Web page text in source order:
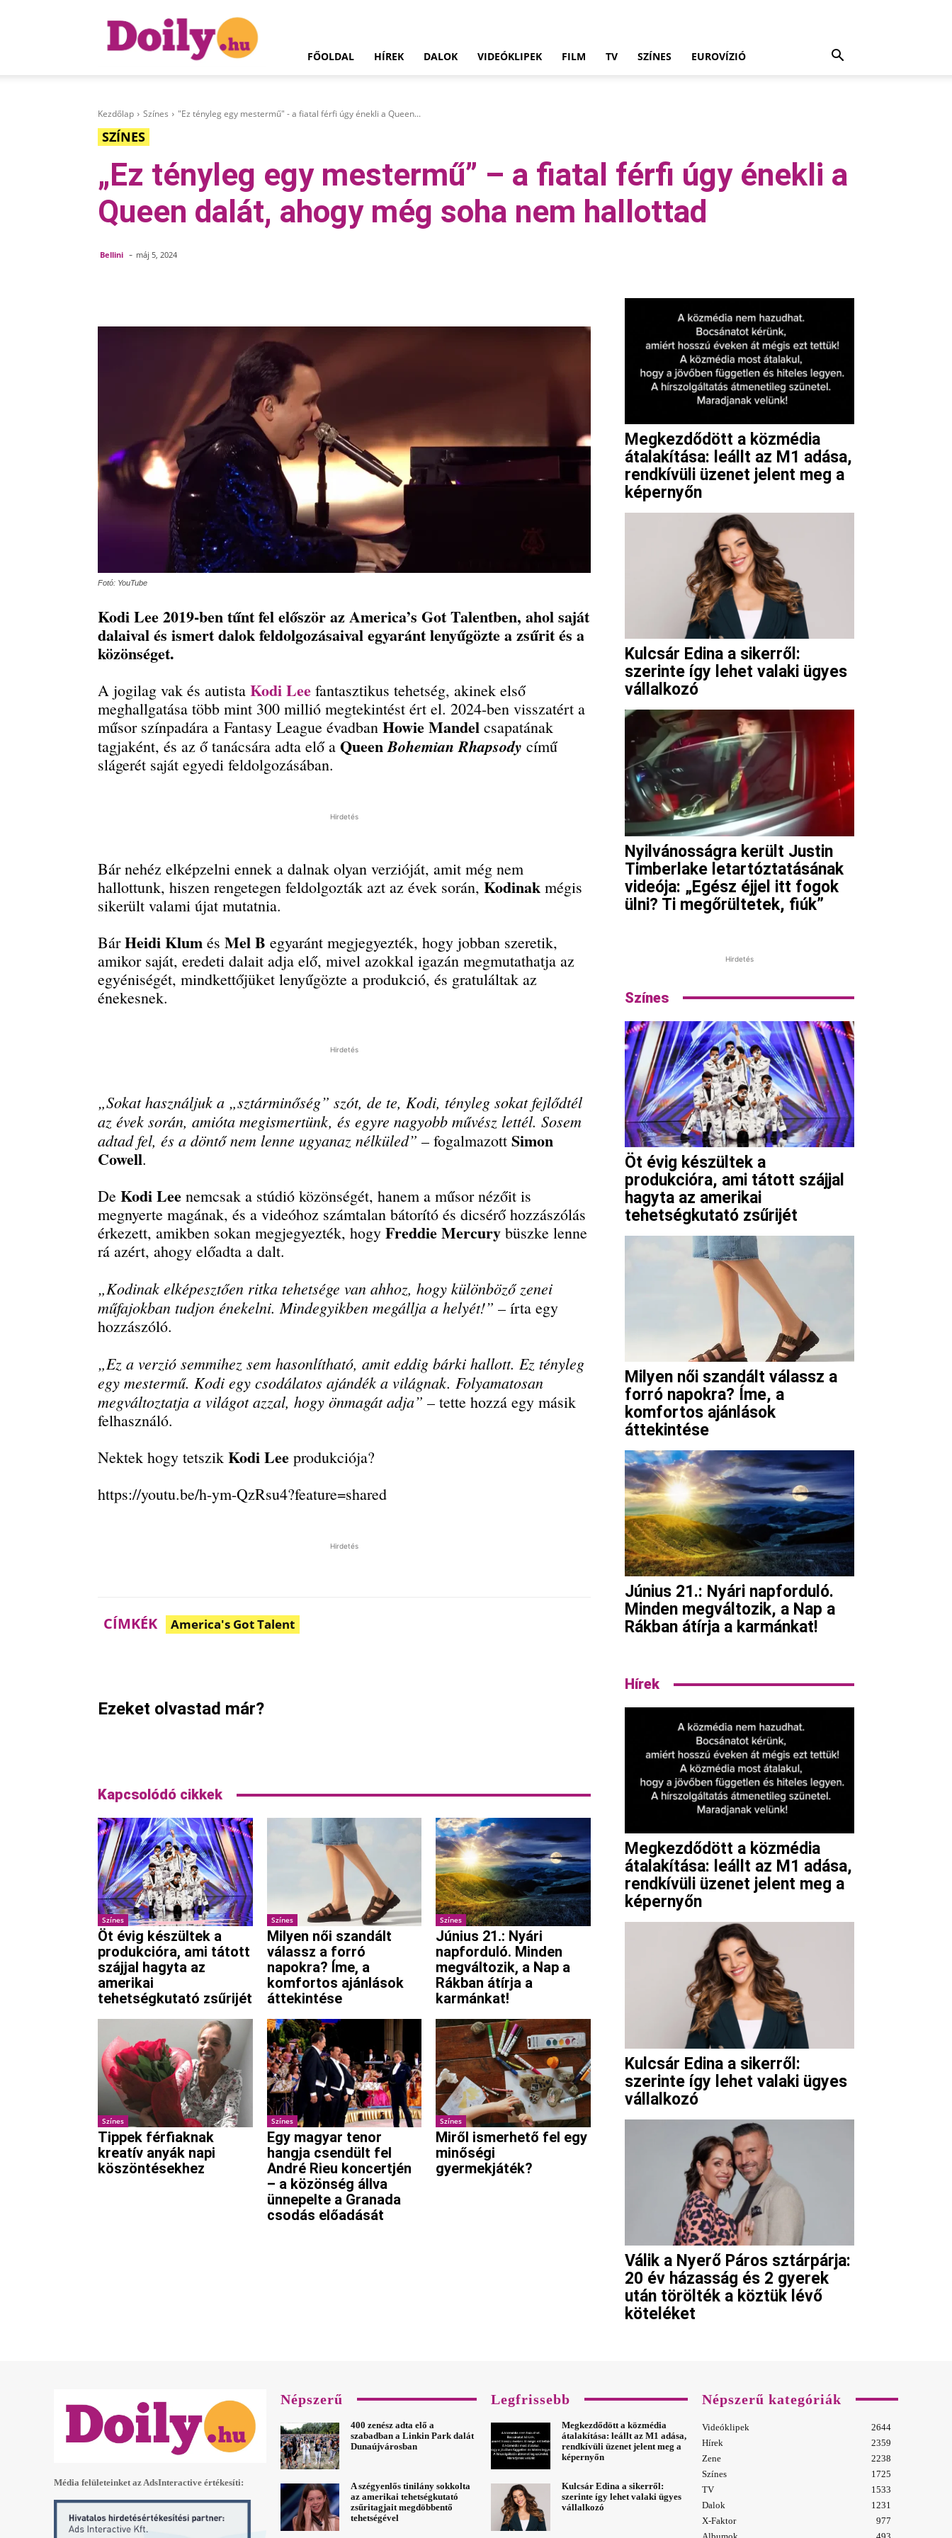
FŐOLDAL HÍREK DALOK VIDEÓKLIPEK FILM TV SZÍNES EUROVÍZIÓ
Kezdőlap Színes "Ez tényleg egy mestermű" - a fiatal férfi úgy énekli a Queen...
SZÍNES
„Ez tényleg egy mestermű” – a fiatal férfi úgy énekli a
Queen dalát, ahogy még soha nem hallottad
Bellini - máj 5, 2024
Fotó: YouTube
Kodi Lee 2019-ben tűnt fel először az America’s Got Talentben, ahol saját
dalaival és ismert dalok feldolgozásaival egyaránt lenyűgözte a zsűrit és a
közönséget.
A jogilag vak és autista Kodi Lee fantasztikus tehetség, akinek első
meghallgatása több mint 300 millió megtekintést ért el. 2024-ben visszatért a
műsor színpadára a Fantasy League évadban Howie Mandel csapatának
tagjaként, és az ő tanácsára adta elő a QueenBohemian Rhapsody című
slágerét saját egyedi feldolgozásában.
Hirdetés
Bár nehéz elképzelni ennek a dalnak olyan verzióját, amit még nem
hallottunk, hiszen rengetegen feldolgozták azt az évek során, Kodinak mégis
sikerült valami újat mutatnia.
BárHeidi Klum és Mel B egyaránt megjegyezték, hogy jobban szeretik,
amikor saját, eredeti dalait adja elő, mivel azokkal igazán megmutathatja az
egyéniségét, mindkettőjüket lenyűgözte a produkció, és gratuláltak az
énekesnek.
Hirdetés
„Sokat használjuk a „sztárminőség” szót, de te, Kodi, tényleg sokat fejlődtél
az évek során, amióta megismertünk, és egyre nagyobb művész lettél. Sosem
adtad fel, és a döntő nem lenne ugyanaz nélküled” – fogalmazott Simon
Cowell.
De Kodi Lee nemcsak a stúdió közönségét, hanem a műsor nézőit is
megnyerte magának, és a videóhoz számtalan bátorító és dicsérő hozzászólás
érkezett, amikben sokan megjegyezték, hogy Freddie Mercury büszke lenne
rá azért, ahogy előadta a dalt.
„Kodinak elképesztően ritka tehetsége van ahhoz, hogy különböző zenei
műfajokban tudjon énekelni. Mindegyikben megállja a helyét!” – írta egy
hozzászóló.
„Ez a verzió semmihez sem hasonlítható, amit eddig bárki hallott. Ez tényleg
egy mestermű. Kodi egy csodálatos ajándék a világnak. Folyamatosan
megváltoztatja a világot azzal, hogy önmagát adja” – tette hozzá egy másik
felhasználó.
Nektek hogy tetszik Kodi Lee produkciója?
https://youtu.be/h-ym-QzRsu4?feature=shared
Hirdetés
CÍMKÉK America's Got Talent
Ezeket olvastad már?
Kapcsolódó cikkek
Színes
Öt évig készültek a
produkcióra, ami tátott
szájjal hagyta az
amerikai
tehetségkutató zsűrijét
Színes
Milyen női szandált
válassz a forró
napokra? Íme, a
komfortos ajánlások
áttekintése
Színes
Június 21.: Nyári
napforduló. Minden
megváltozik, a Nap a
Rákban átírja a
karmánkat!
Színes
Tippek férfiaknak
kreatív anyák napi
köszöntésekhez
Színes
Egy magyar tenor
hangja csendült fel
André Rieu koncertjén
– a közönség állva
ünnepelte a Granada
csodás előadását
Színes
Miről ismerhető fel egy
minőségi
gyermekjáték?
Megkezdődött a közmédia
átalakítása: leállt az M1 adása,
rendkívüli üzenet jelent meg a
képernyőn
Kulcsár Edina a sikerről:
szerinte így lehet valaki ügyes
vállalkozó
Nyilvánosságra került Justin
Timberlake letartóztatásának
videója: „Egész éjjel itt fogok
ülni? Ti megőrültetek, fiúk”
Hirdetés
Színes
Öt évig készültek a
produkcióra, ami tátott szájjal
hagyta az amerikai
tehetségkutató zsűrijét
Milyen női szandált válassz a
forró napokra? Íme, a
komfortos ajánlások
áttekintése
Június 21.: Nyári napforduló.
Minden megváltozik, a Nap a
Rákban átírja a karmánkat!
Hírek
Megkezdődött a közmédia
átalakítása: leállt az M1 adása,
rendkívüli üzenet jelent meg a
képernyőn
Kulcsár Edina a sikerről:
szerinte így lehet valaki ügyes
vállalkozó
Válik a Nyerő Páros sztárpárja:
20 év házasság és 2 gyerek
után törölték a köztük lévő
köteléket
Média felületeinket az AdsInteractive értékesíti:
Népszerű
400 zenész adta elő a
szabadban a Linkin Park dalát
Dunaújvárosban
A szégyenlős tinilány sokkolta
az amerikai tehetségkutató
zsűritagjait megdöbbentő
tehetségével
Legfrissebb
Megkezdődött a közmédia
átalakítása: leállt az M1 adása,
rendkívüli üzenet jelent meg a
képernyőn
Kulcsár Edina a sikerről:
szerinte így lehet valaki ügyes
vállalkozó
Népszerű kategóriák
Videóklipek
2644
Hírek
2359
Zene
2238
Színes
1725
TV
1533
Dalok
1231
X-Faktor
977